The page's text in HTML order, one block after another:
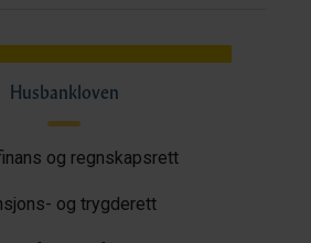
Husbankloven
og regnskapsrett
og trygderett